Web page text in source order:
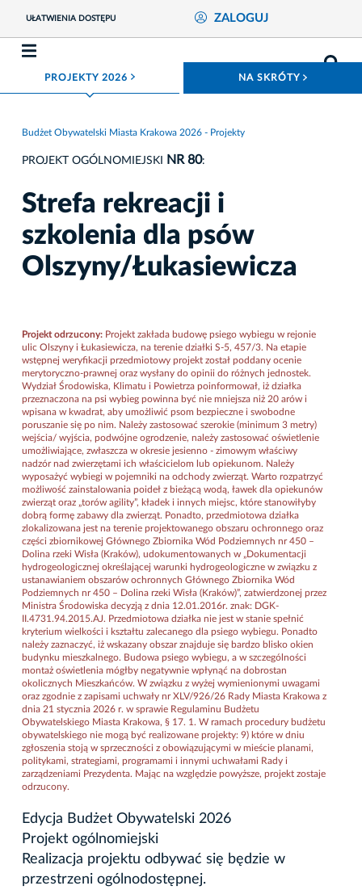
UŁATWIENIA DOSTĘPU ZALOGUJ
PROJEKTY 2026 ROZWIŃ MENU NA SKRÓTY
Budżet Obywatelski Miasta Krakowa 2026 - Projekty
PROJEKT OGÓLNOMIEJSKI NR 80:
Strefa rekreacji i
szkolenia dla psów
Olszyny/Łukasiewicza
Projekt odrzucony: Projekt zakłada budowę psiego wybiegu w rejonie
ulic Olszyny i Łukasiewicza, na terenie działki S-5, 457/3. Na etapie
wstępnej weryfikacji przedmiotowy projekt został poddany ocenie
merytoryczno-prawnej oraz wysłany do opinii do różnych jednostek.
Wydział Środowiska, Klimatu i Powietrza poinformował, iż działka
przeznaczona na psi wybieg powinna być nie mniejsza niż 20 arów i
wpisana w kwadrat, aby umożliwić psom bezpieczne i swobodne
poruszanie się po nim. Należy zastosować szerokie (minimum 3 metry)
wejścia/ wyjścia, podwójne ogrodzenie, należy zastosować oświetlenie
umożliwiające, zwłaszcza w okresie jesienno - zimowym właściwy
nadzór nad zwierzętami ich właścicielom lub opiekunom. Należy
wyposażyć wybiegi w pojemniki na odchody zwierząt. Warto rozpatrzyć
możliwość zainstalowania poideł z bieżącą wodą, ławek dla opiekunów
zwierząt oraz „torów agility”, kładek i innych miejsc, które stanowiłyby
dobrą formę zabawy dla zwierząt. Ponadto, przedmiotowa działka
zlokalizowana jest na terenie projektowanego obszaru ochronnego oraz
części zbiornikowej Głównego Zbiornika Wód Podziemnych nr 450 –
Dolina rzeki Wisła (Kraków), udokumentowanych w „Dokumentacji
hydrogeologicznej określającej warunki hydrogeologiczne w związku z
ustanawianiem obszarów ochronnych Głównego Zbiornika Wód
Podziemnych nr 450 – Dolina rzeki Wisła (Kraków)”, zatwierdzonej przez
Ministra Środowiska decyzją z dnia 12.01.2016r. znak: DGK-
II.4731.94.2015.AJ. Przedmiotowa działka nie jest w stanie spełnić
kryterium wielkości i kształtu zalecanego dla psiego wybiegu. Ponadto
należy zaznaczyć, iż wskazany obszar znajduje się bardzo blisko okien
budynku mieszkalnego. Budowa psiego wybiegu, a w szczególności
montaż oświetlenia mógłby negatywnie wpłynąć na dobrostan
okolicznych Mieszkańców. W związku z wyżej wymienionymi uwagami
oraz zgodnie z zapisami uchwały nr XLV/926/26 Rady Miasta Krakowa z
dnia 21 stycznia 2026 r. w sprawie Regulaminu Budżetu
Obywatelskiego Miasta Krakowa, § 17. 1. W ramach procedury budżetu
obywatelskiego nie mogą być realizowane projekty: 9) które w dniu
zgłoszenia stoją w sprzeczności z obowiązującymi w mieście planami,
politykami, strategiami, programami i innymi uchwałami Rady i
zarządzeniami Prezydenta. Mając na względzie powyższe, projekt zostaje
odrzucony.
Edycja Budżet Obywatelski 2026
Projekt ogólnomiejski
Realizacja projektu odbywać się będzie w
przestrzeni ogólnodostępnej.